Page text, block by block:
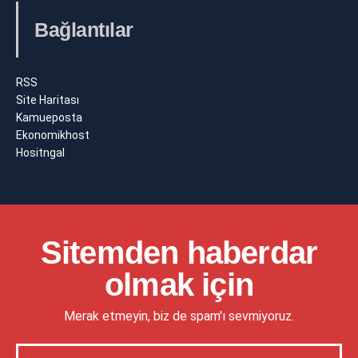
Bağlantılar
RSS
Site Haritası
Kamueposta
Ekonomikhost
Hositngal
Sitemden haberdar
olmak için
Merak etmeyin, biz de spam'ı sevmiyoruz.